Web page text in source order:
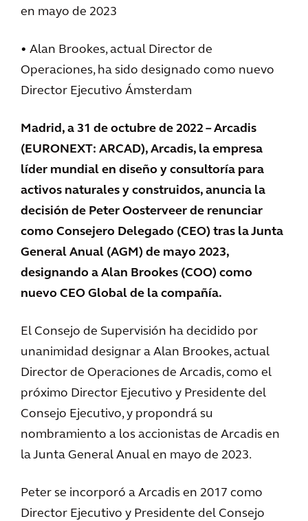
en mayo de 2023
• Alan Brookes, actual Director de
Operaciones, ha sido designado como nuevo
Director Ejecutivo Ámsterdam
Madrid, a 31 de octubre de 2022 – Arcadis
(EURONEXT: ARCAD), Arcadis, la empresa
líder mundial en diseño y consultoría para
activos naturales y construidos, anuncia la
decisión de Peter Oosterveer de renunciar
como Consejero Delegado (CEO) tras la Junta
General Anual (AGM) de mayo 2023,
designando a Alan Brookes (COO) como
nuevo CEO Global de la compañía.
El Consejo de Supervisión ha decidido por
unanimidad designar a Alan Brookes, actual
Director de Operaciones de Arcadis, como el
próximo Director Ejecutivo y Presidente del
Consejo Ejecutivo, y propondrá su
nombramiento a los accionistas de Arcadis en
la Junta General Anual en mayo de 2023.
Peter se incorporó a Arcadis en 2017 como
Director Ejecutivo y Presidente del Consejo